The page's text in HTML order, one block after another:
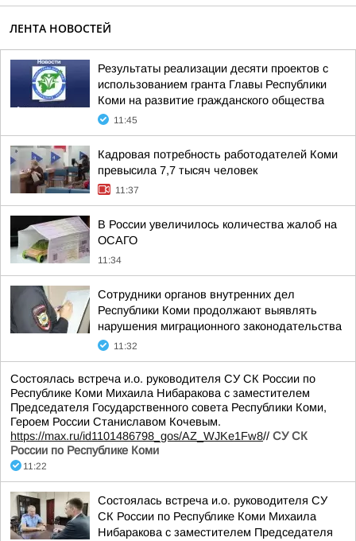
ЛЕНТА НОВОСТЕЙ
Результаты реализации десяти проектов с
использованием гранта Главы Республики
Коми на развитие гражданского общества
11:45
Кадровая потребность работодателей Коми
превысила 7,7 тысяч человек
11:37
В России увеличилось количества жалоб на
ОСАГО
11:34
Сотрудники органов внутренних дел
Республики Коми продолжают выявлять
нарушения миграционного законодательства
11:32
Состоялась встреча и.о. руководителя СУ СК России по
Республике Коми Михаила Нибаракова с заместителем
Председателя Государственного совета Республики Коми,
Героем России Станиславом Кочевым.
https://max.ru/id1101486798_gos/AZ_WJKe1Fw8// СУ СК
России по Республике Коми
11:22
Состоялась встреча и.о. руководителя СУ
СК России по Республике Коми Михаила
Нибаракова с заместителем Председателя